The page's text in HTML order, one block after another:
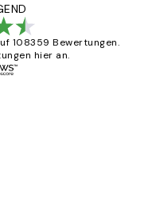
108359 Bewertungen.
hier an.